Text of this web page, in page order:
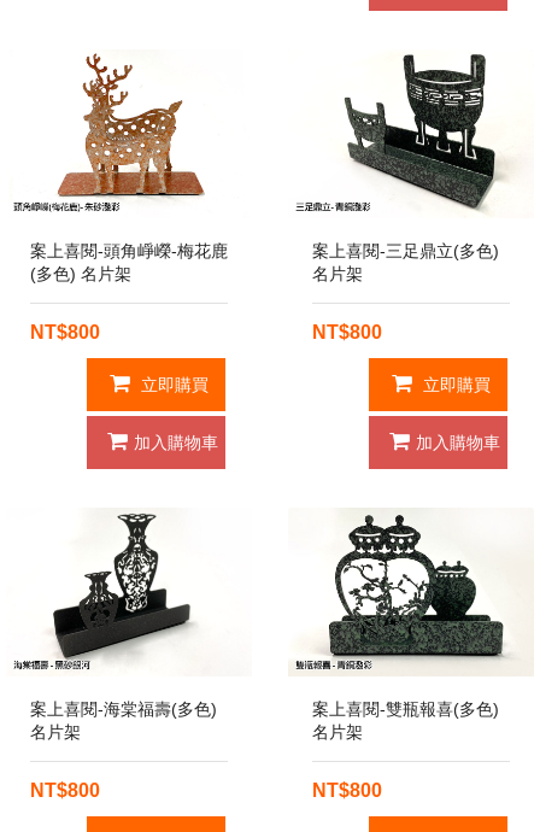
案上喜閱-頭角崢嶸-梅花鹿
(多色) 名片架
NT$800
立即購買
加入購物車
案上喜閱-三足鼎立(多色)
名片架
NT$800
立即購買
加入購物車
案上喜閱-海棠福壽(多色)
名片架
NT$800
案上喜閱-雙瓶報喜(多色)
名片架
NT$800